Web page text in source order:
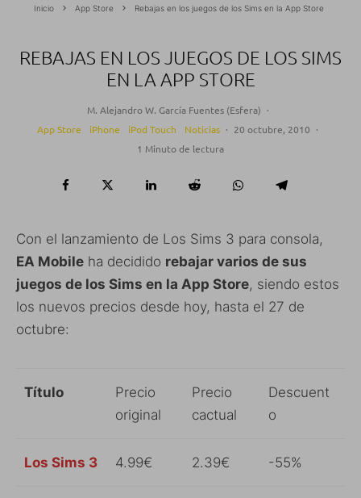
Inicio App Store Rebajas en los juegos de los Sims en la App Store
REBAJAS EN LOS JUEGOS DE LOS SIMS
EN LA APP STORE
M. Alejandro W. García Fuentes (Esfera) ·
App Store
iPhone iPod Touch Noticias · 20 octubre, 2010 ·
1 Minuto de lectura
Con el lanzamiento de Los Sims 3 para consola,
EA Mobile ha decidido rebajar varios de sus
juegos de los Sims en la App Store, siendo estos
los nuevos precios desde hoy, hasta el 27 de
octubre:
Título
Precio
original
Precio
cactual
Descuent
o
Los Sims 3 4.99€ 2.39€ -55%